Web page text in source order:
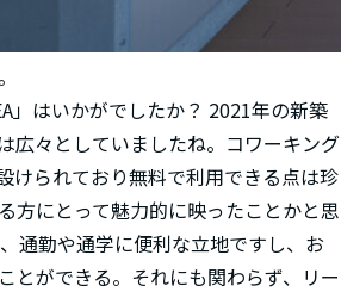
」はいかがでしたか？ 2021年の新築
広々としていましたね。コワーキング
けられており無料で利用できる点は珍
方にとって魅力的に映ったことかと思
通勤や通学に便利な立地ですし、お
とができる。それにも関わらず、リー